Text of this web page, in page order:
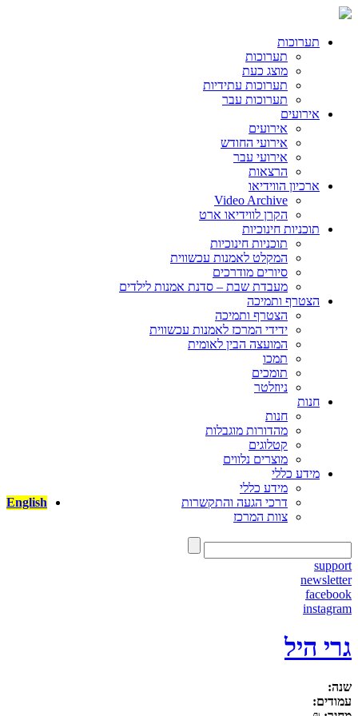
תערוכות
תערוכות
מוצג כעת
תערוכות עתידיות
תערוכות עבר
אירועים
אירועים
אירועי החודש
אירועי עבר
הרצאות
ארכיון הווידיאו
Video Archive
הקרן לווידיאו ארט
תוכניות חינוכיות
תוכניות חינוכיות
המקלט לאמנות עכשווית
סיורים מודרכים
מעבדת שבת – סדנת אמנות לילדים
הצטרף ותמיכה
הצטרף ותמיכה
ידידי המרכז לאמנות עכשווית
המועצה הבין לאומית
תמכו
תומכים
ניוזלטר
חנות
חנות
מהדורות מוגבלות
קטלוגים
מוצרים נלווים
מידע כללי
מידע כללי
דרכי הגעה והתקשרות
צוות המרכז
English
support
newsletter
facebook
instagram
גרי היל
שנה:
עמודים: